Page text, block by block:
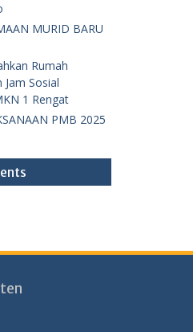
MURID BARU
Rumah
Sosial
1 Rengat
PMB 2025